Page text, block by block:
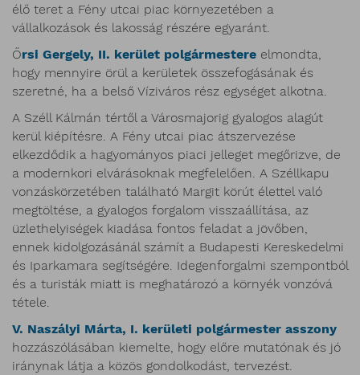
élő teret a Fény utcai piac környezetében a
vállalkozások és lakosság részére egyaránt.
Őrsi Gergely, II. kerület polgármestere elmondta,
hogy mennyire örül a kerületek összefogásának és
szeretné, ha a belső Víziváros rész egységet alkotna.
A Széll Kálmán tértől a Városmajorig gyalogos alagút
kerül kiépítésre. A Fény utcai piac átszervezése
elkezdődik a hagyományos piaci jelleget megőrizve, de
a modernkori elvárásoknak megfelelően. A Széllkapu
vonzáskörzetében található Margit körút élettel való
megtöltése, a gyalogos forgalom visszaállítása, az
üzlethelyiségek kiadása fontos feladat a jövőben,
ennek kidolgozásánál számít a Budapesti Kereskedelmi
és Iparkamara segítségére. Idegenforgalmi szempontból
és a turisták miatt is meghatározó a környék vonzóvá
tétele.
V. Naszályi Márta, I. kerületi polgármester asszony
hozzászólásában kiemelte, hogy előre mutatónak és jó
iránynak látja a közös gondolkodást, tervezést.